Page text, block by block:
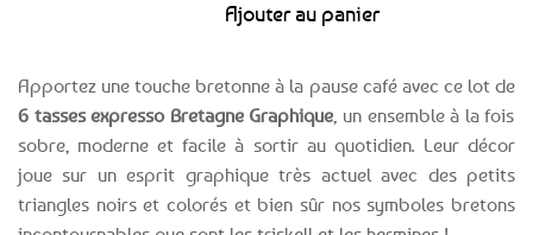
Apportez une touche bretonne à la pause café avec ce lot de
6 tasses expresso Bretagne Graphique , un ensemble à la fois
sobre, moderne et facile à sortir au quotidien. Leur décor
joue sur un esprit graphique très actuel avec des petits
triangles noirs et colorés et bien sûr nos symboles bretons
Ajouter au panier